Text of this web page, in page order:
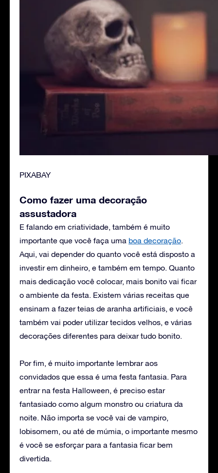
PIXABAY
Como fazer uma decoração
assustadora
E falando em criatividade, também é muito
importante que você faça uma boa decoração.
Aqui, vai depender do quanto você está disposto a
investir em dinheiro, e também em tempo. Quanto
mais dedicação você colocar, mais bonito vai ficar
o ambiente da festa. Existem várias receitas que
ensinam a fazer teias de aranha artificiais, e você
também vai poder utilizar tecidos velhos, e várias
decorações diferentes para deixar tudo bonito.
Por fim, é muito importante lembrar aos
convidados que essa é uma festa fantasia. Para
entrar na festa Halloween, é preciso estar
fantasiado como algum monstro ou criatura da
noite. Não importa se você vai de vampiro,
lobisomem, ou até de múmia, o importante mesmo
é você se esforçar para a fantasia ficar bem
divertida.